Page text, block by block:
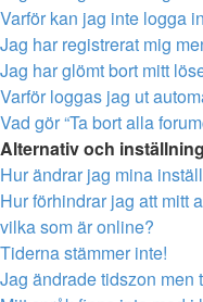
Varför kan jag inte logga
Jag har registrerat mig
Jag har glömt bort mitt
Varför loggas jag ut
Vad gör “Ta bort alla
Alternativ och
Hur ändrar jag mina
Hur förhindrar jag att mitt
vilka som är online?
Tiderna stämmer inte!
Jag ändrade tidszon men